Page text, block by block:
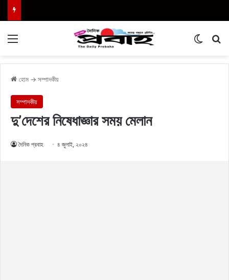
হোম → সম্পাদকীয়
সম্পাদকীয়
দু’দেশের নিষেধাজ্ঞার সময় মেলান
দৈনিক প্রবাহ ৪ জুলাই, ২০২৪